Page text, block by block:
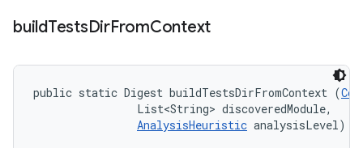
buildTestsDirFromContext
public static Digest buildTestsDirFromContext (
                List<String> discoveredModule,
AnalysisHeuristic analysisLevel)